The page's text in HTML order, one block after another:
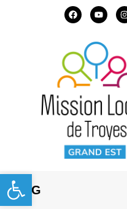
Ouvrir la barre d’outils
BLOG